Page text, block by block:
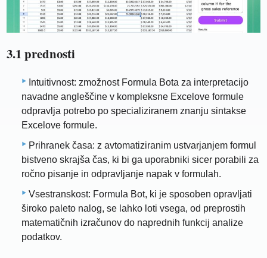
3.1 prednosti
Intuitivnost: zmožnost Formula Bota za interpretacijo
navadne angleščine v kompleksne Excelove formule
odpravlja potrebo po specializiranem znanju sintakse
Excelove formule.
Prihranek časa: z avtomatiziranim ustvarjanjem formul
bistveno skrajša čas, ki bi ga uporabniki sicer porabili za
ročno pisanje in odpravljanje napak v formulah.
Vsestranskost: Formula Bot, ki je sposoben opravljati
široko paleto nalog, se lahko loti vsega, od preprostih
matematičnih izračunov do naprednih funkcij analize
podatkov.